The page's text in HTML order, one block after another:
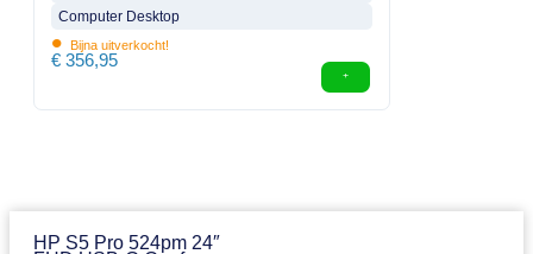
Computer Desktop
• Bijna uitverkocht!
€ 356,95
HP S5 Pro 524pm 24″